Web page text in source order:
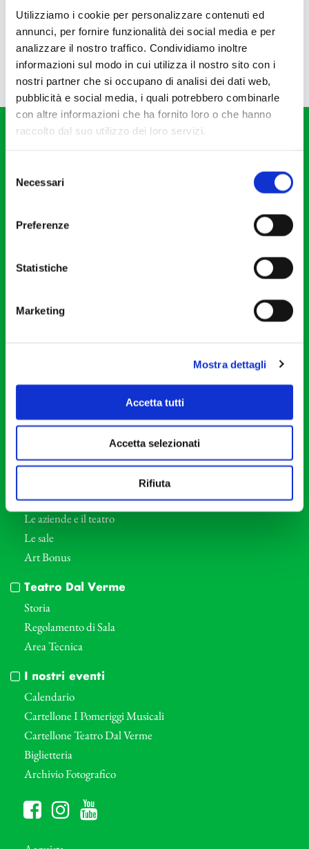
Utilizziamo i cookie per personalizzare contenuti ed
annunci, per fornire funzionalità dei social media e per
analizzare il nostro traffico. Condividiamo inoltre
informazioni sul modo in cui utilizza il nostro sito con i
nostri partner che si occupano di analisi dei dati web,
pubblicità e social media, i quali potrebbero combinarle
con altre informazioni che ha fornito loro o che hanno
raccolto dal suo utilizzo dei loro servizi.
delNecessari
Preferenze
Statistiche
Marketing
Mostra dettagli
Accetta tutti
Accetta selezionati
Rifiuta
Via S. Giovanni sul Muro, 2
Cod. Fisc. 80078650159
Orchestra I Pomeriggi Musicali
Direttore Artistico
Professori d’Orchestra
Eventi Corporate
Le aziende e il teatro
Le sale
Art Bonus
Teatro Dal Verme
Storia
Regolamento di Sala
Area Tecnica
I nostri eventi
Calendario
Cartellone I Pomeriggi Musicali
Cartellone Teatro Dal Verme
Biglietteria
Archivio Fotografico